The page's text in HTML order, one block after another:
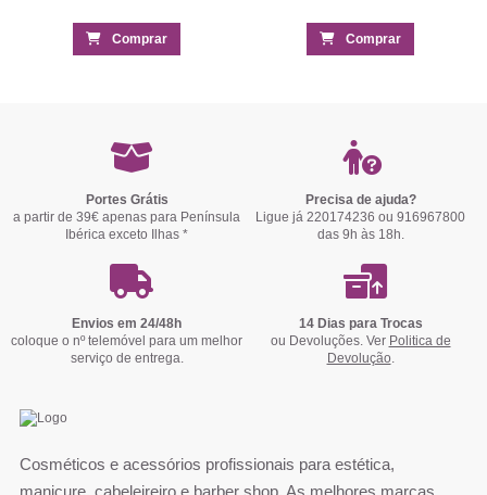
Comprar Comprar
Portes Grátis
a partir de 39€ apenas para Península
Ibérica exceto Ilhas *
Precisa de ajuda?
Ligue já 220174236 ou 916967800
das 9h às 18h.
Envios em 24/48h
coloque o nº telemóvel para um melhor
serviço de entrega.
14 Dias para Trocas
ou Devoluções. Ver Politica de
Devolução.
Cosméticos e acessórios profissionais para estética,
manicure, cabeleireiro e barber shop. As melhores marcas